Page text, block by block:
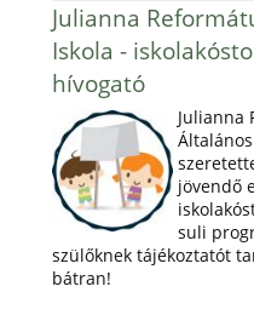
Julianna
Iskola -
hívogató
Julianna
jövendő
suli
szülőknek tájékoztatót
bátran!